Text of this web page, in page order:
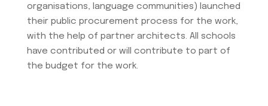
organisations, language communities) launched
their public procurement process for the work,
with the help of partner architects. All schools
have contributed or will contribute to part of
the budget for the work.